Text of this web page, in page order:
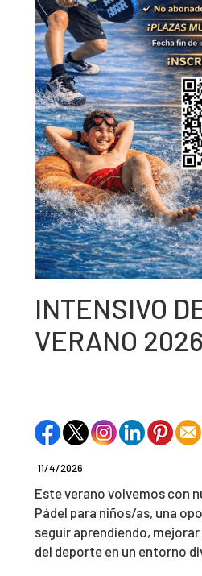
INTENSIVO
VERANO 2026
11/4/2026
Este verano volvemos con
Pádel para niños/as, una
seguir aprendiendo,
del deporte en un entorno